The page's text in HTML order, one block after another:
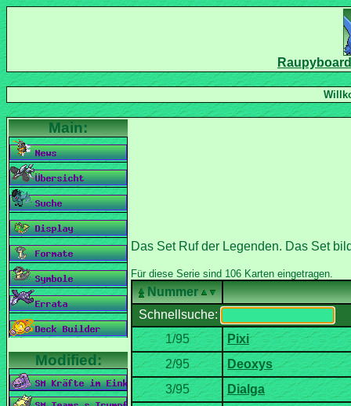
Nummer
Schnellsuche: